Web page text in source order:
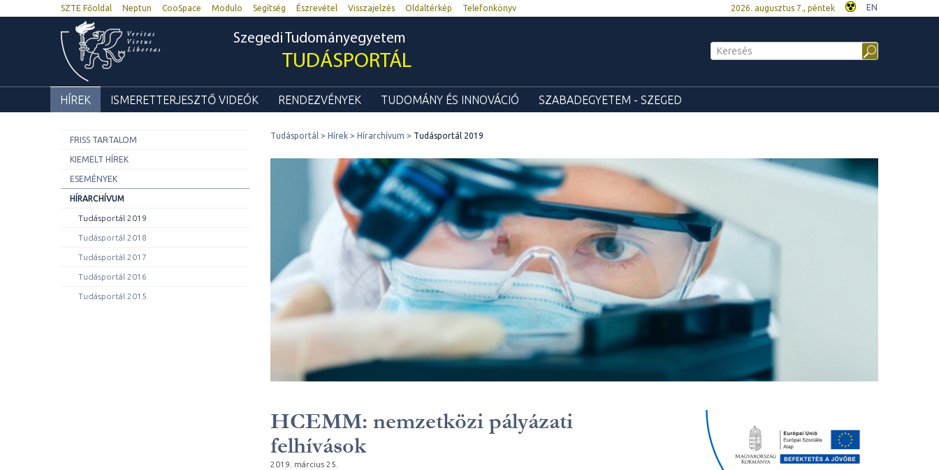
SZTE Főoldal Neptun CooSpace Modulo Segítség Észrevétel Visszajelzés Oldaltérkép Telefonkönyv 2026. augusztus 7., péntek EN
Szegedi Tudományegyetem
TUDÁSPORTÁL
HÍREK ISMERETTERJESZTŐ VIDEÓK RENDEZVÉNYEK TUDOMÁNY ÉS INNOVÁCIÓ SZABADEGYETEM - SZEGED
FRISS TARTALOM
KIEMELT HÍREK
ESEMÉNYEK
HÍRARCHÍVUM
Tudásportál 2019
Tudásportál 2018
Tudásportál 2017
Tudásportál 2016
Tudásportál 2015
Tudásportál Hírek Hírarchívum Tudásportál 2019
HCEMM: nemzetközi pályázati
felhívások
2019. március 25.